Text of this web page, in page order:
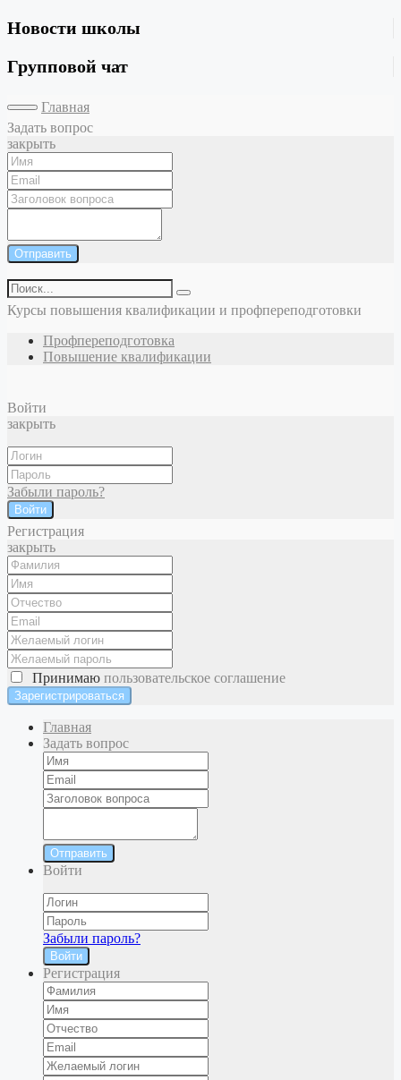
Новости школы
Групповой чат
Главная
Задать вопрос
закрыть
Отправить
Курсы повышения квалификации и профпереподготовки
Профпереподготовка
Повышение квалификации
Войти
закрыть
Забыли пароль?
Войти
Регистрация
закрыть
Принимаю пользовательское соглашение
Главная
Задать вопрос
Отправить
Войти
Забыли пароль?
Войти
Регистрация